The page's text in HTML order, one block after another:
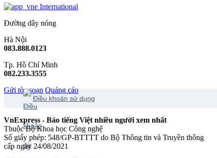
International
Đường dây nóng
Hà Nội
083.888.0123
Tp. Hồ Chí Minh
082.233.3555
Gửi tòa soạn Quảng cáo
Điều khoản sử dụng
VnExpress - Báo tiếng Việt nhiều người xem nhất
Thuộc Bộ Khoa học Công nghệ
Số giấy phép: 548/GP-BTTTT do Bộ Thông tin và Truyền thông
cấp ngày 24/08/2021